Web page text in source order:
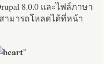
8.0.0 และไฟล์ภาษา
ามารถโหลดได้ที่หน้า
"